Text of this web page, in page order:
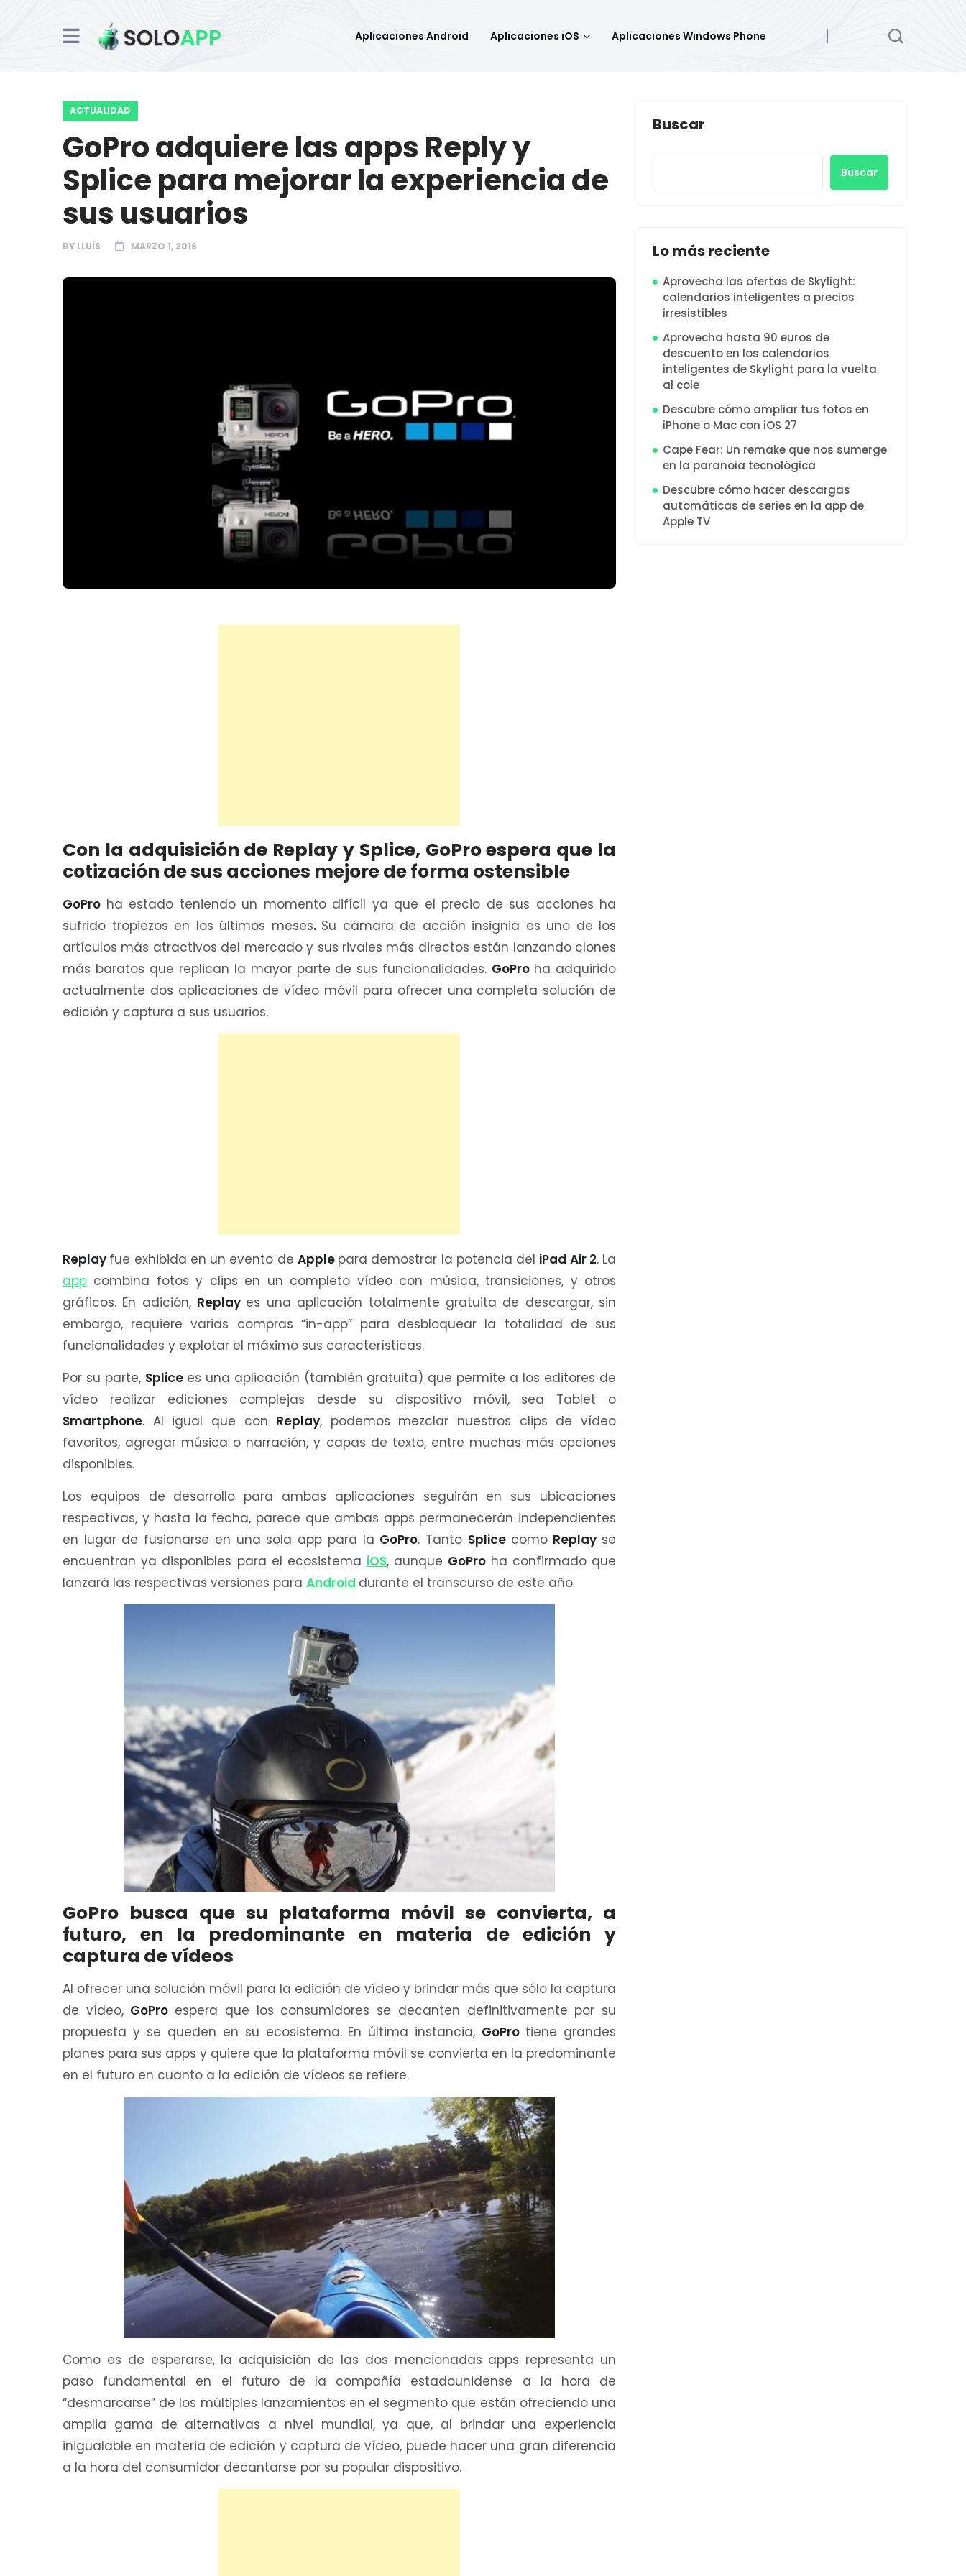
Aplicaciones Android Aplicaciones iOS Aplicaciones Windows Phone
ACTUALIDAD
GoPro adquiere las apps Reply y
Splice para mejorar la experiencia de
sus usuarios
BY LLUÍS MARZO 1, 2016
Con la adquisición de Replay y Splice, GoPro espera que la
cotización de sus acciones mejore de forma ostensible
GoPro ha estado teniendo un momento difícil ya que el precio de sus acciones ha
sufrido tropiezos en los últimos meses. Su cámara de acción insignia es uno de los
artículos más atractivos del mercado y sus rivales más directos están lanzando clones
más baratos que replican la mayor parte de sus funcionalidades. GoPro ha adquirido
actualmente dos aplicaciones de vídeo móvil para ofrecer una completa solución de
edición y captura a sus usuarios.
Replay fue exhibida en un evento de Apple para demostrar la potencia del iPad Air 2. La
app combina fotos y clips en un completo vídeo con música, transiciones, y otros
gráficos. En adición, Replay es una aplicación totalmente gratuita de descargar, sin
embargo, requiere varias compras “in-app” para desbloquear la totalidad de sus
funcionalidades y explotar el máximo sus características.
Por su parte, Splice es una aplicación (también gratuita) que permite a los editores de
vídeo realizar ediciones complejas desde su dispositivo móvil, sea Tablet o
Smartphone. Al igual que con Replay, podemos mezclar nuestros clips de vídeo
favoritos, agregar música o narración, y capas de texto, entre muchas más opciones
disponibles.
Los equipos de desarrollo para ambas aplicaciones seguirán en sus ubicaciones
respectivas, y hasta la fecha, parece que ambas apps permanecerán independientes
en lugar de fusionarse en una sola app para la GoPro. Tanto Splice como Replay se
encuentran ya disponibles para el ecosistema iOS, aunque GoPro ha confirmado que
lanzará las respectivas versiones para Android durante el transcurso de este año.
GoPro busca que su plataforma móvil se convierta, a
futuro, en la predominante en materia de edición y
captura de vídeos
Al ofrecer una solución móvil para la edición de vídeo y brindar más que sólo la captura
de vídeo, GoPro espera que los consumidores se decanten definitivamente por su
propuesta y se queden en su ecosistema. En última instancia, GoPro tiene grandes
planes para sus apps y quiere que la plataforma móvil se convierta en la predominante
en el futuro en cuanto a la edición de vídeos se refiere.
Como es de esperarse, la adquisición de las dos mencionadas apps representa un
paso fundamental en el futuro de la compañía estadounidense a la hora de
“desmarcarse” de los múltiples lanzamientos en el segmento que están ofreciendo una
amplia gama de alternativas a nivel mundial, ya que, al brindar una experiencia
inigualable en materia de edición y captura de vídeo, puede hacer una gran diferencia
a la hora del consumidor decantarse por su popular dispositivo.
Buscar
Buscar
Lo más reciente
Aprovecha las ofertas de Skylight:
calendarios inteligentes a precios
irresistibles
Aprovecha hasta 90 euros de
descuento en los calendarios
inteligentes de Skylight para la vuelta
al cole
Descubre cómo ampliar tus fotos en
iPhone o Mac con iOS 27
Cape Fear: Un remake que nos sumerge
en la paranoia tecnológica
Descubre cómo hacer descargas
automáticas de series en la app de
Apple TV